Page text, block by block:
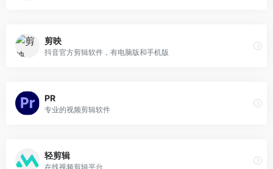
剪映
抖音官方剪辑软件，有电脑版和手机版
PR
专业的视频剪辑软件
轻剪辑
在线视频剪辑平台